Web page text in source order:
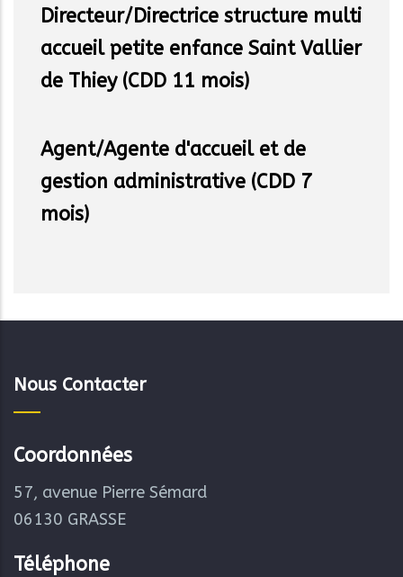
Directeur/Directrice structure multi
accueil petite enfance Saint Vallier
de Thiey (CDD 11 mois)
Agent/Agente d'accueil et de
gestion administrative (CDD 7
mois)
Nous Contacter
Coordonnées
57, avenue Pierre Sémard
06130 GRASSE
Téléphone